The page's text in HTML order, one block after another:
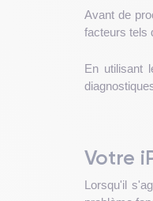
Avant de
facteurs tels
En utilisant
Votre
Lorsqu'il